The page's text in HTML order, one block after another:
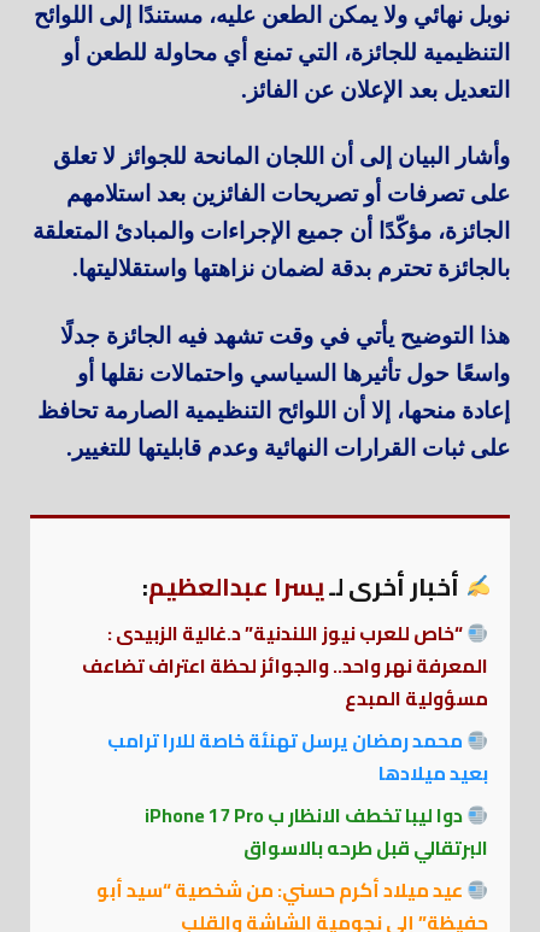
نوبل نهائي ولا يمكن الطعن عليه، مستندًا إلى اللوائح
التنظيمية للجائزة، التي تمنع أي محاولة للطعن أو
التعديل بعد الإعلان عن الفائز.
وأشار البيان إلى أن اللجان المانحة للجوائز لا تعلق
على تصرفات أو تصريحات الفائزين بعد استلامهم
الجائزة، مؤكّدًا أن جميع الإجراءات والمبادئ المتعلقة
بالجائزة تحترم بدقة لضمان نزاهتها واستقلاليتها.
هذا التوضيح يأتي في وقت تشهد فيه الجائزة جدلًا
واسعًا حول تأثيرها السياسي واحتمالات نقلها أو
إعادة منحها، إلا أن اللوائح التنظيمية الصارمة تحافظ
على ثبات القرارات النهائية وعدم قابليتها للتغيير.
أخبار أخرى لـيسرا عبدالعظيم:
“خاص للعرب نيوز اللندنية” د.غالية الزبيدى :
المعرفة نهر واحد.. والجوائز لحظة اعتراف تضاعف
مسؤولية المبدع
محمد رمضان يرسل تهنئة خاصة للارا ترامب
بعيد ميلادها
دوا ليبا تخطف الانظار ب iPhone 17 Pro
البرتقالي قبل طرحه بالاسواق
عيد ميلاد أكرم حسني: من شخصية “سيد أبو
حفيظة” إلى نجومية الشاشة والقلب